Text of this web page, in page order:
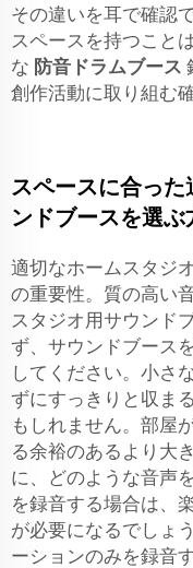
その違いを耳で確認
スペースを持つこと
な 防音ドラムブース
創作活動に取り組む
スペースに合っ
ンドブースを選ぶ
適切なホームスタジ
の重要性。質の高い
スタジオ用サウンド
ず、サウンドブース
してください。小さ
ずにすっきりと収ま
もしれません。部屋
る余裕のあるより大
に、どのような音声
を録音する場合は、
が必要になるでしょ
ーションのみを録音